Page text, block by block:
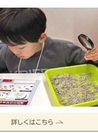
詳しくはこちら